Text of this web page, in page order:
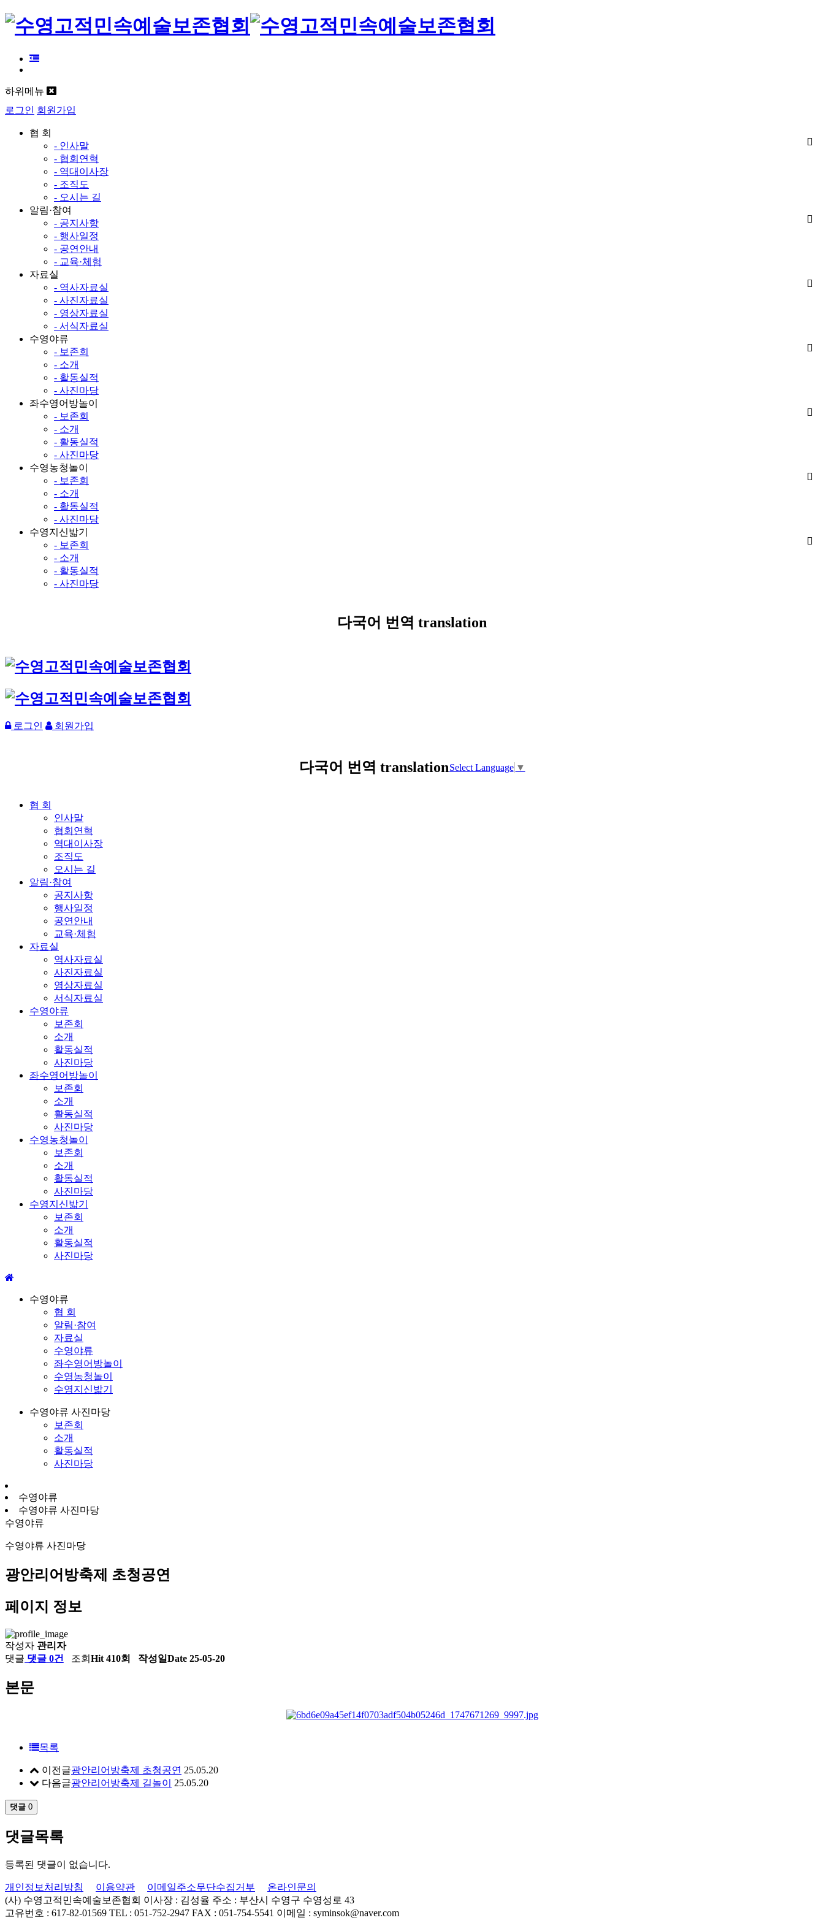
하위메뉴
로그인 회원가입
협 회
- 인사말
- 협회연혁
- 역대이사장
- 조직도
- 오시는 길
알림·참여
- 공지사항
- 행사일정
- 공연안내
- 교육·체험
자료실
- 역사자료실
- 사진자료실
- 영상자료실
- 서식자료실
수영야류
- 보존회
- 소개
- 활동실적
- 사진마당
좌수영어방놀이
- 보존회
- 소개
- 활동실적
- 사진마당
수영농청놀이
- 보존회
- 소개
- 활동실적
- 사진마당
수영지신밟기
- 보존회
- 소개
- 활동실적
- 사진마당
다국어 번역 translation
로그인 회원가입
다국어 번역 translationSelect Language ▼
협 회
인사말
협회연혁
역대이사장
조직도
오시는 길
알림·참여
공지사항
행사일정
공연안내
교육·체험
자료실
역사자료실
사진자료실
영상자료실
서식자료실
수영야류
보존회
소개
활동실적
사진마당
좌수영어방놀이
보존회
소개
활동실적
사진마당
수영농청놀이
보존회
소개
활동실적
사진마당
수영지신밟기
보존회
소개
활동실적
사진마당
수영야류
협 회
알림·참여
자료실
수영야류
좌수영어방놀이
수영농청놀이
수영지신밟기
수영야류 사진마당
보존회
소개
활동실적
사진마당
수영야류
수영야류 사진마당
수영야류
수영야류 사진마당
광안리어방축제 초청공연
페이지 정보
작성자 관리자
댓글 댓글 0건 조회 Hit 410회 작성일Date 25-05-20
본문
목록
이전글광안리어방축제 초청공연 25.05.20
다음글광안리어방축제 길놀이 25.05.20
댓글 0
댓글목록
등록된 댓글이 없습니다.
개인정보처리방침 이용약관 이메일주소무단수집거부
온라인문의
(사) 수영고적민속예술보존협회 이사장 : 김성율 주소 : 부산시 수영구 수영성로 43
고유번호 : 617-82-01569 TEL : 051-752-2947 FAX : 051-754-5541 이메일 : syminsok@naver.com